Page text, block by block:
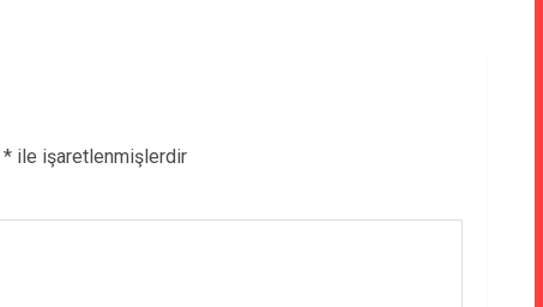
* ile işaretlenmişlerdir